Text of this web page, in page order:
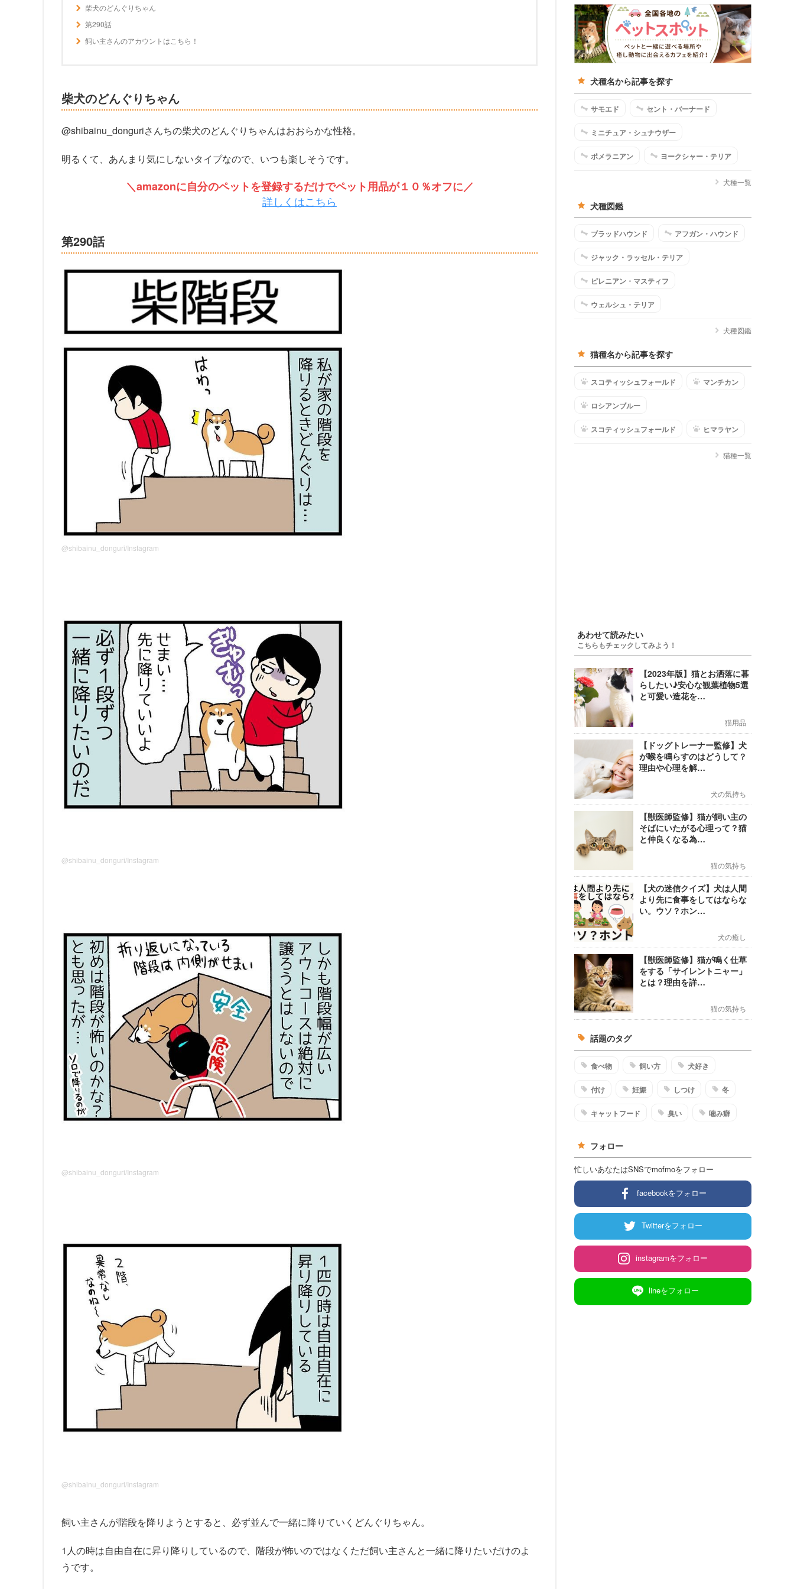
柴犬のどんぐりちゃん
第290話
飼い主さんのアカウントはこちら！
柴犬のどんぐりちゃん
@shibainu_donguriさんちの柴犬のどんぐりちゃんはおおらかな性格。
明るくて、あんまり気にしないタイプなので、いつも楽しそうです。
＼amazonに自分のペットを登録するだけでペット用品が１０％オフに／
詳しくはこちら
第290話
@shibainu_donguri/Instagram
@shibainu_donguri/Instagram
@shibainu_donguri/Instagram
@shibainu_donguri/Instagram
飼い主さんが階段を降りようとすると、必ず並んで一緒に降りていくどんぐりちゃん。
1人の時は自由自在に昇り降りしているので、階段が怖いのではなくただ飼い主さんと一緒に降りたいだけのよ
うです。
犬種名から記事を探す
サモエド セント・バーナード
ミニチュア・シュナウザー
ポメラニアン ヨークシャー・テリア
犬種一覧
犬種図鑑
ブラッドハウンド アフガン・ハウンド
ジャック・ラッセル・テリア
ピレニアン・マスティフ
ウェルシュ・テリア
犬種図鑑
猫種名から記事を探す
スコティッシュフォールド マンチカン
ロシアンブルー
スコティッシュフォールド ヒマラヤン
猫種一覧
あわせて読みたい
こちらもチェックしてみよう！
【2023年版】猫とお洒落に暮
らしたい♪安心な観葉植物5選
と可愛い造花を…
猫用品
【ドッグトレーナー監修】犬
が喉を鳴らすのはどうして？
理由や心理を解…
犬の気持ち
【獣医師監修】猫が飼い主の
そばにいたがる心理って？猫
と仲良くなる為…
猫の気持ち
【犬の迷信クイズ】犬は人間
より先に食事をしてはならな
い。ウソ？ホン…
犬の癒し
【獣医師監修】猫が鳴く仕草
をする「サイレントニャー」
とは？理由を詳…
猫の気持ち
話題のタグ
食べ物 飼い方 犬好き
付け 妊娠 しつけ 冬
キャットフード 臭い 噛み癖
フォロー
忙しいあなたはSNSでmofmoをフォロー
facebookをフォロー
Twitterをフォロー
instagramをフォロー
lineをフォロー